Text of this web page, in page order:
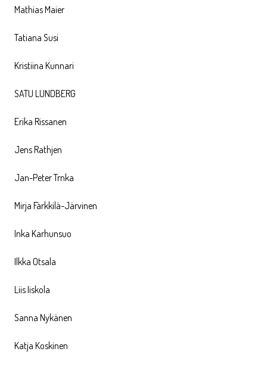
Mathias Maier
Tatiana Susi
Kristiina Kunnari
SATU LUNDBERG
Erika Rissanen
Jens Rathjen
Jan-Peter Trnka
Mirja Färkkilä-Järvinen
Inka Karhunsuo
Ilkka Otsala
Liis Iiskola
Sanna Nykänen
Katja Koskinen